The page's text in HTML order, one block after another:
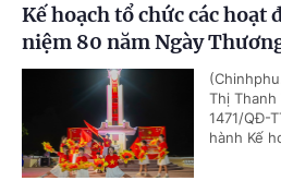
Kế hoạch tổ chức các hoạt
niệm 80 năm Ngày
Thị
1471/QĐ-
hành Kế